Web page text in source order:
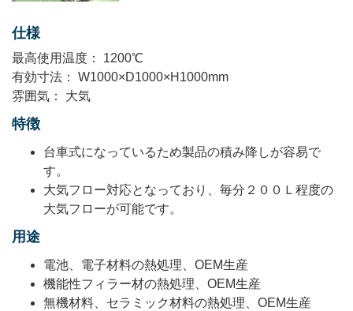
仕様
最⾼使⽤温度： 1200℃
有効⼨法： W1000×D1000×H1000mm
雰囲気： 大気
特徴
台車式になっているため製品の積み降しが容易で
す。
大気フロー対応となっており、毎分２００Ｌ程度の
大気フローが可能です。
用途
電池、電子材料の熱処理、OEM生産
機能性フィラー材の熱処理、OEM生産
無機材料、セラミック材料の熱処理、OEM生産